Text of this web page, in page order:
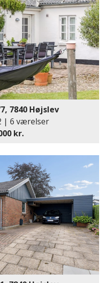
som primært er
er god plads til boldspil
sommertimerne på
noget for dig og din
allerede i dag
7840 Højslev
| 6 værelser
kr.